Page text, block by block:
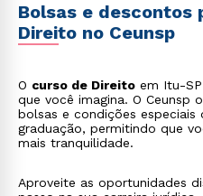
Bolsas e descontos
Direito no Ceunsp
O curso de Direito em Itu-
que você imagina. O Ceunsp
bolsas e condições
graduação, permitindo que
mais tranquilidade.
Aproveite as oportunidades